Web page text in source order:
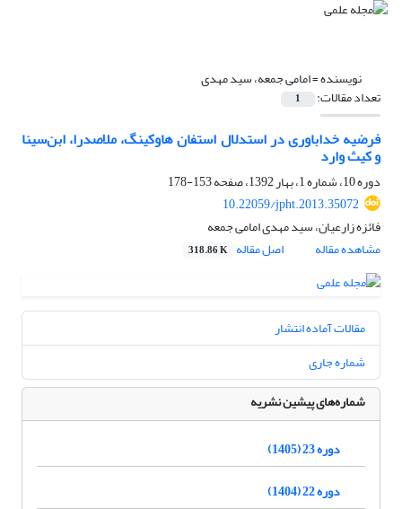
نویسنده =امامی جمعه، سید مهدی
تعداد مقالات: 1
فرضیه خداباوری در استدلال استفان هاوکینگ، ملاصدرا، ابن‌سینا
و کیث وارد
دوره 10، شماره 1، بهار 1392، صفحه
153-178
10.22059/jpht.2013.35072
فائزه زارعیان، سید مهدی امامی جمعه
مشاهده مقاله
اصل مقاله 318.86 K
مقالات آماده انتشار
شماره جاری
شماره‌های پیشین نشریه
دوره 23 (1405)
دوره 22 (1404)